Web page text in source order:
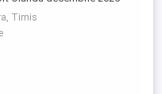
IN FEBRUARIE Nu raspund
cu ATV plus sau minus
Timis